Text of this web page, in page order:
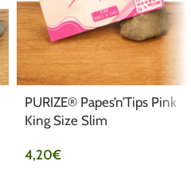
PURIZE® Papes’n’Tips Pink
King Size Slim
4,20€